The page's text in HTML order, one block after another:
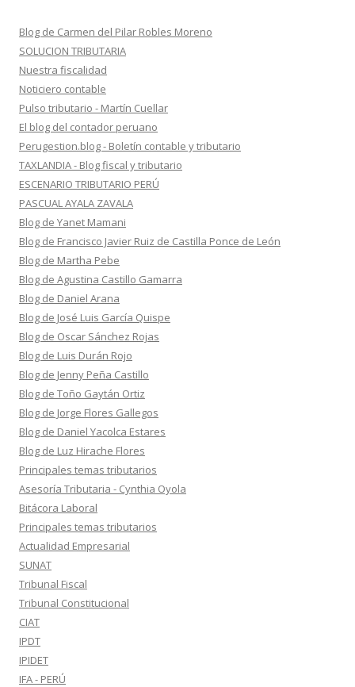
Blog de Carmen del Pilar Robles Moreno
SOLUCION TRIBUTARIA
Nuestra fiscalidad
Noticiero contable
Pulso tributario - Martín Cuellar
El blog del contador peruano
Perugestion.blog - Boletín contable y tributario
TAXLANDIA - Blog fiscal y tributario
ESCENARIO TRIBUTARIO PERÚ
PASCUAL AYALA ZAVALA
Blog de Yanet Mamani
Blog de Francisco Javier Ruiz de Castilla Ponce de León
Blog de Martha Pebe
Blog de Agustina Castillo Gamarra
Blog de Daniel Arana
Blog de José Luis García Quispe
Blog de Oscar Sánchez Rojas
Blog de Luis Durán Rojo
Blog de Jenny Peña Castillo
Blog de Toño Gaytán Ortiz
Blog de Jorge Flores Gallegos
Blog de Daniel Yacolca Estares
Blog de Luz Hirache Flores
Principales temas tributarios
Asesoría Tributaria - Cynthia Oyola
Bitácora Laboral
Principales temas tributarios
Actualidad Empresarial
SUNAT
Tribunal Fiscal
Tribunal Constitucional
CIAT
IPDT
IPIDET
IFA - PERÚ